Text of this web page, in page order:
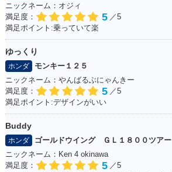
ニックネーム：オジィ
満足度：
5 ／5
満足ポイント:乗っていて楽
ゆっくり
ホンダ
モンキー１２５
ニックネーム：やんばるぶにゃんきー
満足度：
5 ／5
満足ポイント:デザインがいい
Buddy
ホンダ
ゴールドウイング ＧＬ１８００ツアー
ニックネーム：Ken 4 okinawa
満足度：
5 ／5